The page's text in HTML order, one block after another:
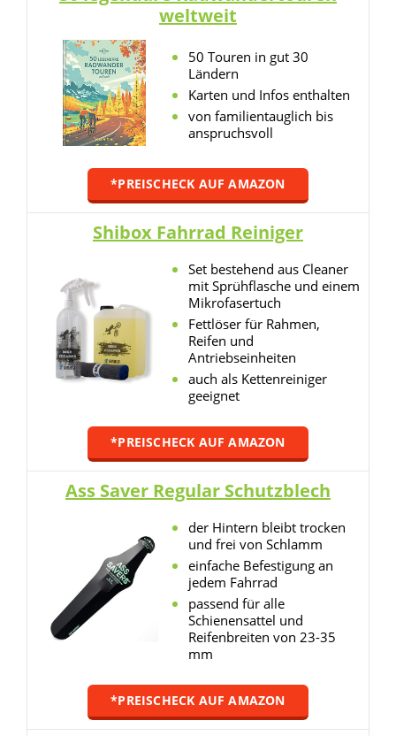
weltweit
50 Touren in gut 30
Ländern
Karten und Infos enthalten
von familientauglich bis
anspruchsvoll
*PREISCHECK AUF AMAZON
Shibox Fahrrad Reiniger
Set bestehend aus Cleaner
mit Sprühflasche und einem
Mikrofasertuch
Fettlöser für Rahmen,
Reifen und
Antriebseinheiten
auch als Kettenreiniger
geeignet
*PREISCHECK AUF AMAZON
Ass Saver Regular Schutzblech
der Hintern bleibt trocken
und frei von Schlamm
einfache Befestigung an
jedem Fahrrad
passend für alle
Schienensattel und
Reifenbreiten von 23-35
mm
*PREISCHECK AUF AMAZON